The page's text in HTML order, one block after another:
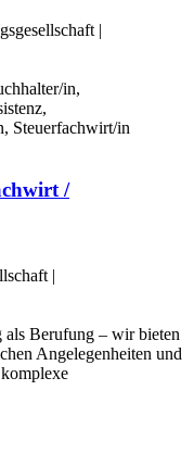
in,
Steuerfachwirt/in
/
|
als Berufung – wir bieten
Angelegenheiten und